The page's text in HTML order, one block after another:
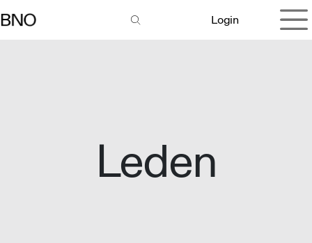
Login
Leden